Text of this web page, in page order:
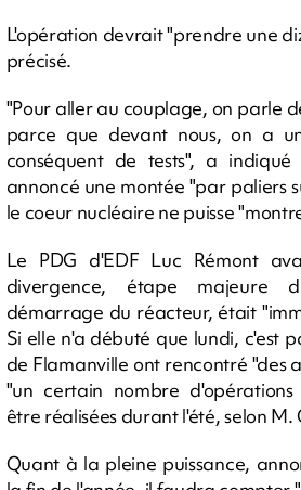
L'opération devrait "prendre une
précisé.
"Pour aller au couplage, on parle
parce que devant nous, on a
conséquent de tests", a
annoncé une montée "par paliers
le coeur nucléaire ne puisse
Le PDG d'EDF Luc Rémont
divergence, étape majeure
démarrage du réacteur, était
Si elle n'a débuté que lundi, c'est
de Flamanville ont rencontré "des
"un certain nombre d'opérations
être réalisées durant l'été, selon M.
Quant à la pleine puissance,